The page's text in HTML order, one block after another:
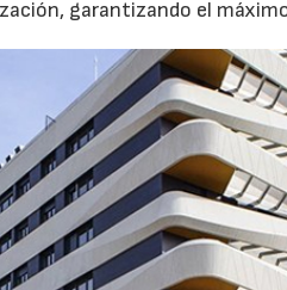
garantizando el